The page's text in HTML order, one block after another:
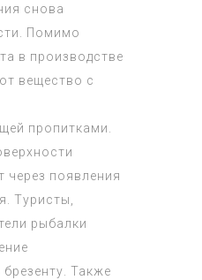
снова
Помимо
в производстве
вещество с
пропитками.
появления
Туристы,
рыбалки
Также